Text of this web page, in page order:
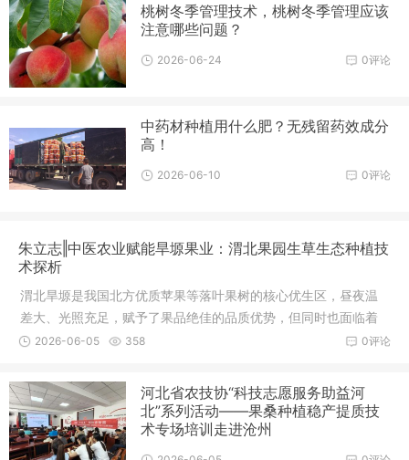
桃树冬季管理技术，桃树冬季管理应该
注意哪些问题？
0评论
2026-06-24
中药材种植用什么肥？无残留药效成分
高！
0评论
2026-06-10
朱立志‖中医农业赋能旱塬果业：渭北果园生草生态种植技
术探析
渭北旱塬是我国北方优质苹果等落叶果树的核心优生区，昼夜温
差大、光照充足，赋予了果品绝佳的品质优势，但同时也面临着
降水稀少、土壤贫瘠、水土流失严重、土壤板结退化等突出农业
破坏了土壤生态结
0评论
2026-06-05 358
河北省农技协“科技志愿服务助益河
北”系列活动——果桑种植稳产提质技
术专场培训走进沧州